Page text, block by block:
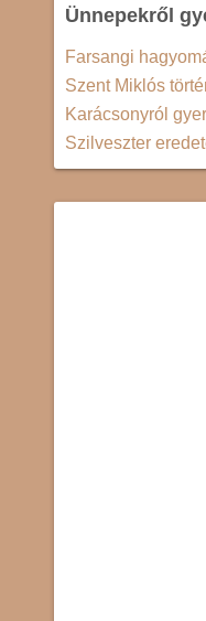
Ünnepekről
Farsangi
Szent Miklós
Karácsonyról
Szilveszter